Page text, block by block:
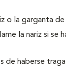
o la garganta
la nariz si se
de haberse